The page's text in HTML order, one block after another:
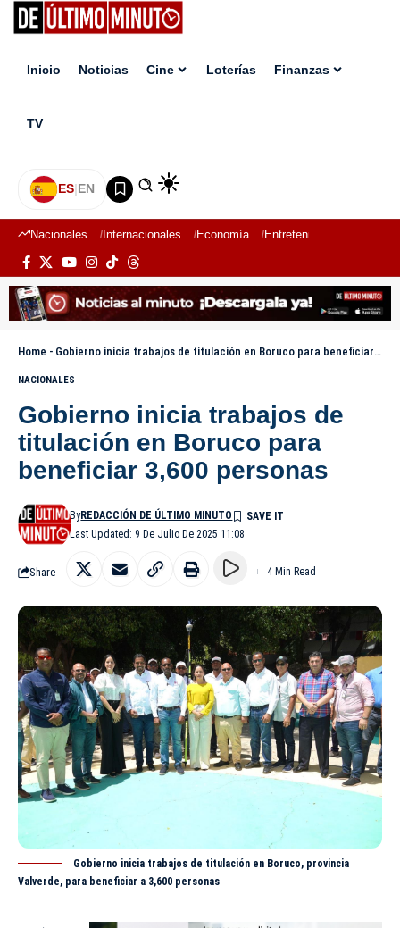
Inicio Noticias Cine Loterías Finanzas
TV
ES|EN
Nacionales Internacionales Economía Entretenimiento
Home - Gobierno inicia trabajos de titulación en Boruco para beneficiar 3,600 personas
NACIONALES
Gobierno inicia trabajos de
titulación en Boruco para
beneficiar 3,600 personas
Last Updated: 9 De Julio De 2025 11:08
ByREDACCIÓN DE ÚLTIMO MINUTO
Share 4 Min Read
Gobierno inicia trabajos de titulación en Boruco, provincia
Valverde, para beneficiar a 3,600 personas